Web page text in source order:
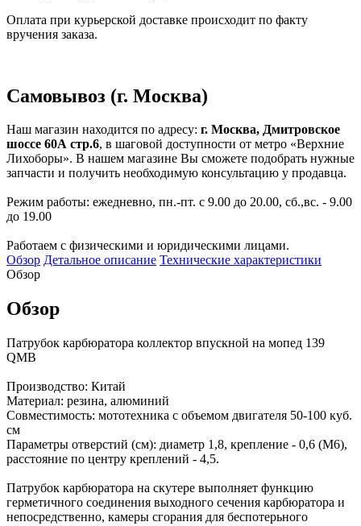
Оплата при курьерской доставке происходит по факту
вручения заказа.
Самовывоз (г. Москва)
Наш магазин находится по адресу: г. Москва, Дмитровское
шоссе 60А стр.6, в шаговой доступности от метро «Верхние
Лихоборы». В нашем магазине Вы сможете подобрать нужные
запчасти и получить необходимую консультацию у продавца.
Режим работы: ежедневно, пн.-пт. с 9.00 до 20.00, сб.,вс. - 9.00
до 19.00
Работаем с физическими и юридическими лицами.
Обзор Детальное описание Технические характеристики
Обзор
Обзор
Патрубок карбюратора коллектор впускной на мопед 139
QMB
Производство: Китай
Материал: резина, алюминий
Совместимость: мототехника с объемом двигателя 50-100 куб.
см
Параметры отверстий (см): диаметр 1,8, крепление - 0,6 (М6),
расстояние по центру креплений - 4,5.
Патрубок карбюратора на скутере выполняет функцию
герметичного соединения выходного сечения карбюратора и
непосредственно, камеры сгорания для беспотерьного